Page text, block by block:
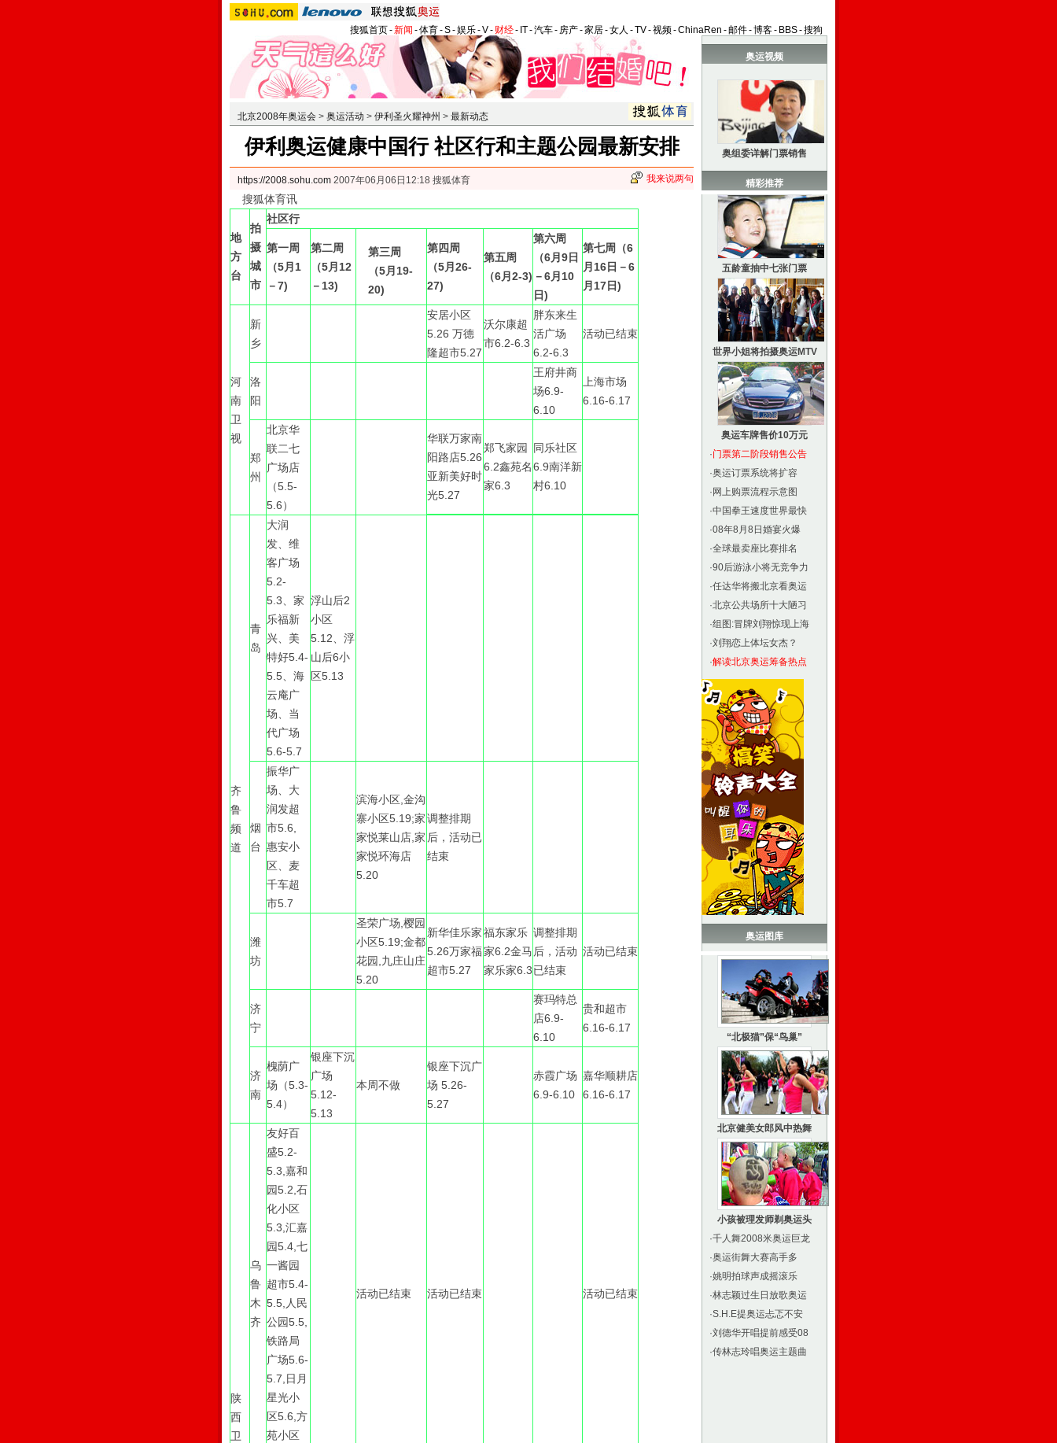
搜狐首页-新闻 -体育-S-娱乐-V- 财经- IT-汽车- 房产-家居-女人 -TV-视频-ChinaRen -邮件-博客- BBS-搜狗
北京2008年奥运会 > 奥运活动 > 伊利圣火耀神州 > 最新动态
伊利奥运健康中国行 社区行和主题公园最新安排
https://2008.sohu.com 2007年06月06日12:18 搜狐体育 我来说两句
搜狐体育讯
地
方
台
拍
摄
城
市
社区行
第一周
（5月1
－7)
第二周
（5月12
－13)
第三周
（5月19-
20)
第四周
（5月26-
27)
第五周
（6月2-3)
第六周
（6月9日
－6月10
日)
第七周（6
月16日－6
月17日)
河
南
卫
视
新
乡
安居小区
5.26 万德
隆超市5.27
沃尔康超
市6.2-6.3
胖东来生
活广场
6.2-6.3
活动已结束
洛
阳
王府井商
场6.9-
6.10
上海市场
6.16-6.17
郑
州
北京华
联二七
广场店
（5.5-
5.6）
华联万家南
阳路店5.26
亚新美好时
光5.27
郑飞家园
6.2鑫苑名
家6.3
同乐社区
6.9南洋新
村6.10
齐
鲁
频
道
青
岛
大润
发、维
客广场
5.2-
5.3、家
乐福新
兴、美
特好5.4-
5.5、海
云庵广
场、当
代广场
5.6-5.7
浮山后2
小区
5.12、浮
山后6小
区5.13
烟
台
振华广
场、大
润发超
市5.6,
惠安小
区、麦
千车超
市5.7
滨海小区,金沟
寨小区5.19;家
家悦莱山店,家
家悦环海店
5.20
调整排期
后，活动已
结束
潍
坊
圣荣广场,樱园
小区5.19;金都
花园,九庄山庄
5.20
新华佳乐家
5.26万家福
超市5.27
福东家乐
家6.2金马
家乐家6.3
调整排期
后，活动
已结束
活动已结束
济
宁
赛玛特总
店6.9-
6.10
贵和超市
6.16-6.17
济
南
槐荫广
场（5.3-
5.4）
银座下沉
广场
5.12-
5.13
本周不做
银座下沉广
场 5.26-
5.27
赤霞广场
6.9-6.10
嘉华顺耕店
6.16-6.17
陕
西
卫
乌
鲁
木
齐
友好百
盛5.2-
5.3,嘉和
园5.2,石
化小区
5.3,汇嘉
园5.4,七
一酱园
超市5.4-
5.5,人民
公园5.5,
铁路局
广场5.6-
5.7,日月
星光小
区5.6,方
苑小区
活动已结束 活动已结束 活动已结束
奥运视频
奥组委详解门票销售
精彩推荐
五龄童抽中七张门票
世界小姐将拍摄奥运MTV
奥运车牌售价10万元
·门票第二阶段销售公告
·奥运订票系统将扩容
· 网上购票流程示意图
·中国拳王速度世界最快
·08年8月8日婚宴火爆
·全球最卖座比赛排名
·90后游泳小将无竞争力
·任达华将搬北京看奥运
·北京公共场所十大陋习
·组图:冒牌刘翔惊现上海
·刘翔恋上体坛女杰？
·解读北京奥运筹备热点
奥运图库
“北极猫”保“鸟巢”
北京健美女郎风中热舞
小孩被理发师剃奥运头
·千人舞2008米奥运巨龙
·奥运街舞大赛高手多
·姚明拍球声成摇滚乐
·林志颖过生日放歌奥运
·S.H.E提奥运忐忑不安
·刘德华开唱提前感受08
·传林志玲唱奥运主题曲